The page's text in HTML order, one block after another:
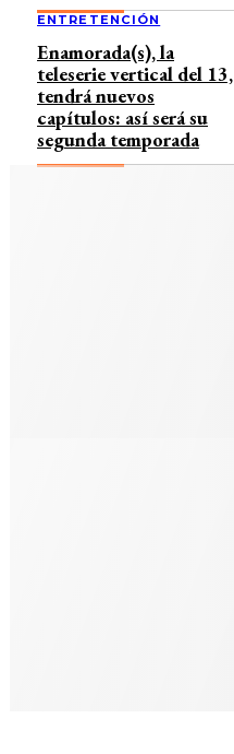
ENTRETENCIÓN
Enamorada(s), la
teleserie vertical del 13,
tendrá nuevos
capítulos: así será su
segunda temporada